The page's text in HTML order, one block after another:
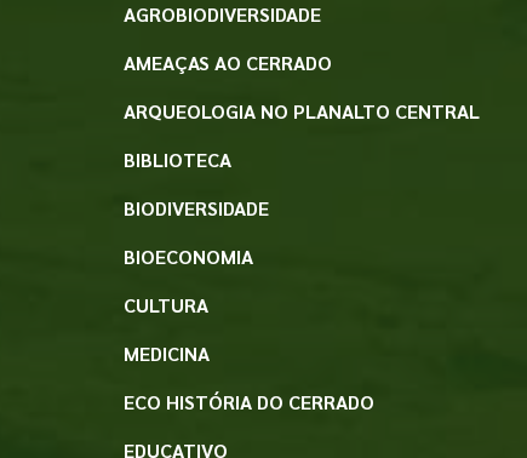
AGROBIODIVERSIDADE
AMEAÇAS AO CERRADO
ARQUEOLOGIA NO PLANALTO CENTRAL
BIBLIOTECA
BIODIVERSIDADE
BIOECONOMIA
CULTURA
MEDICINA
ECO HISTÓRIA DO CERRADO
EDUCATIVO